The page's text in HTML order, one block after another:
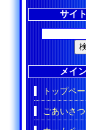
サイ
メイ
トップペ
ごあいさつ